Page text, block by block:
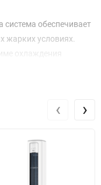
система обеспечивает
условиях.
охлаждения
и
систему в
блока
устройства
наружного блока
высокую
‹ ›